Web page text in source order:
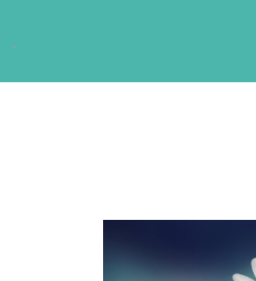
.